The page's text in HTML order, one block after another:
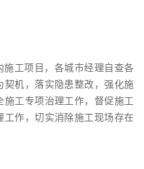
工项目，各城市经理自查各
契机，落实隐患整改，强化施
施工专项治理工作，督促施工
作，切实消除施工现场存在